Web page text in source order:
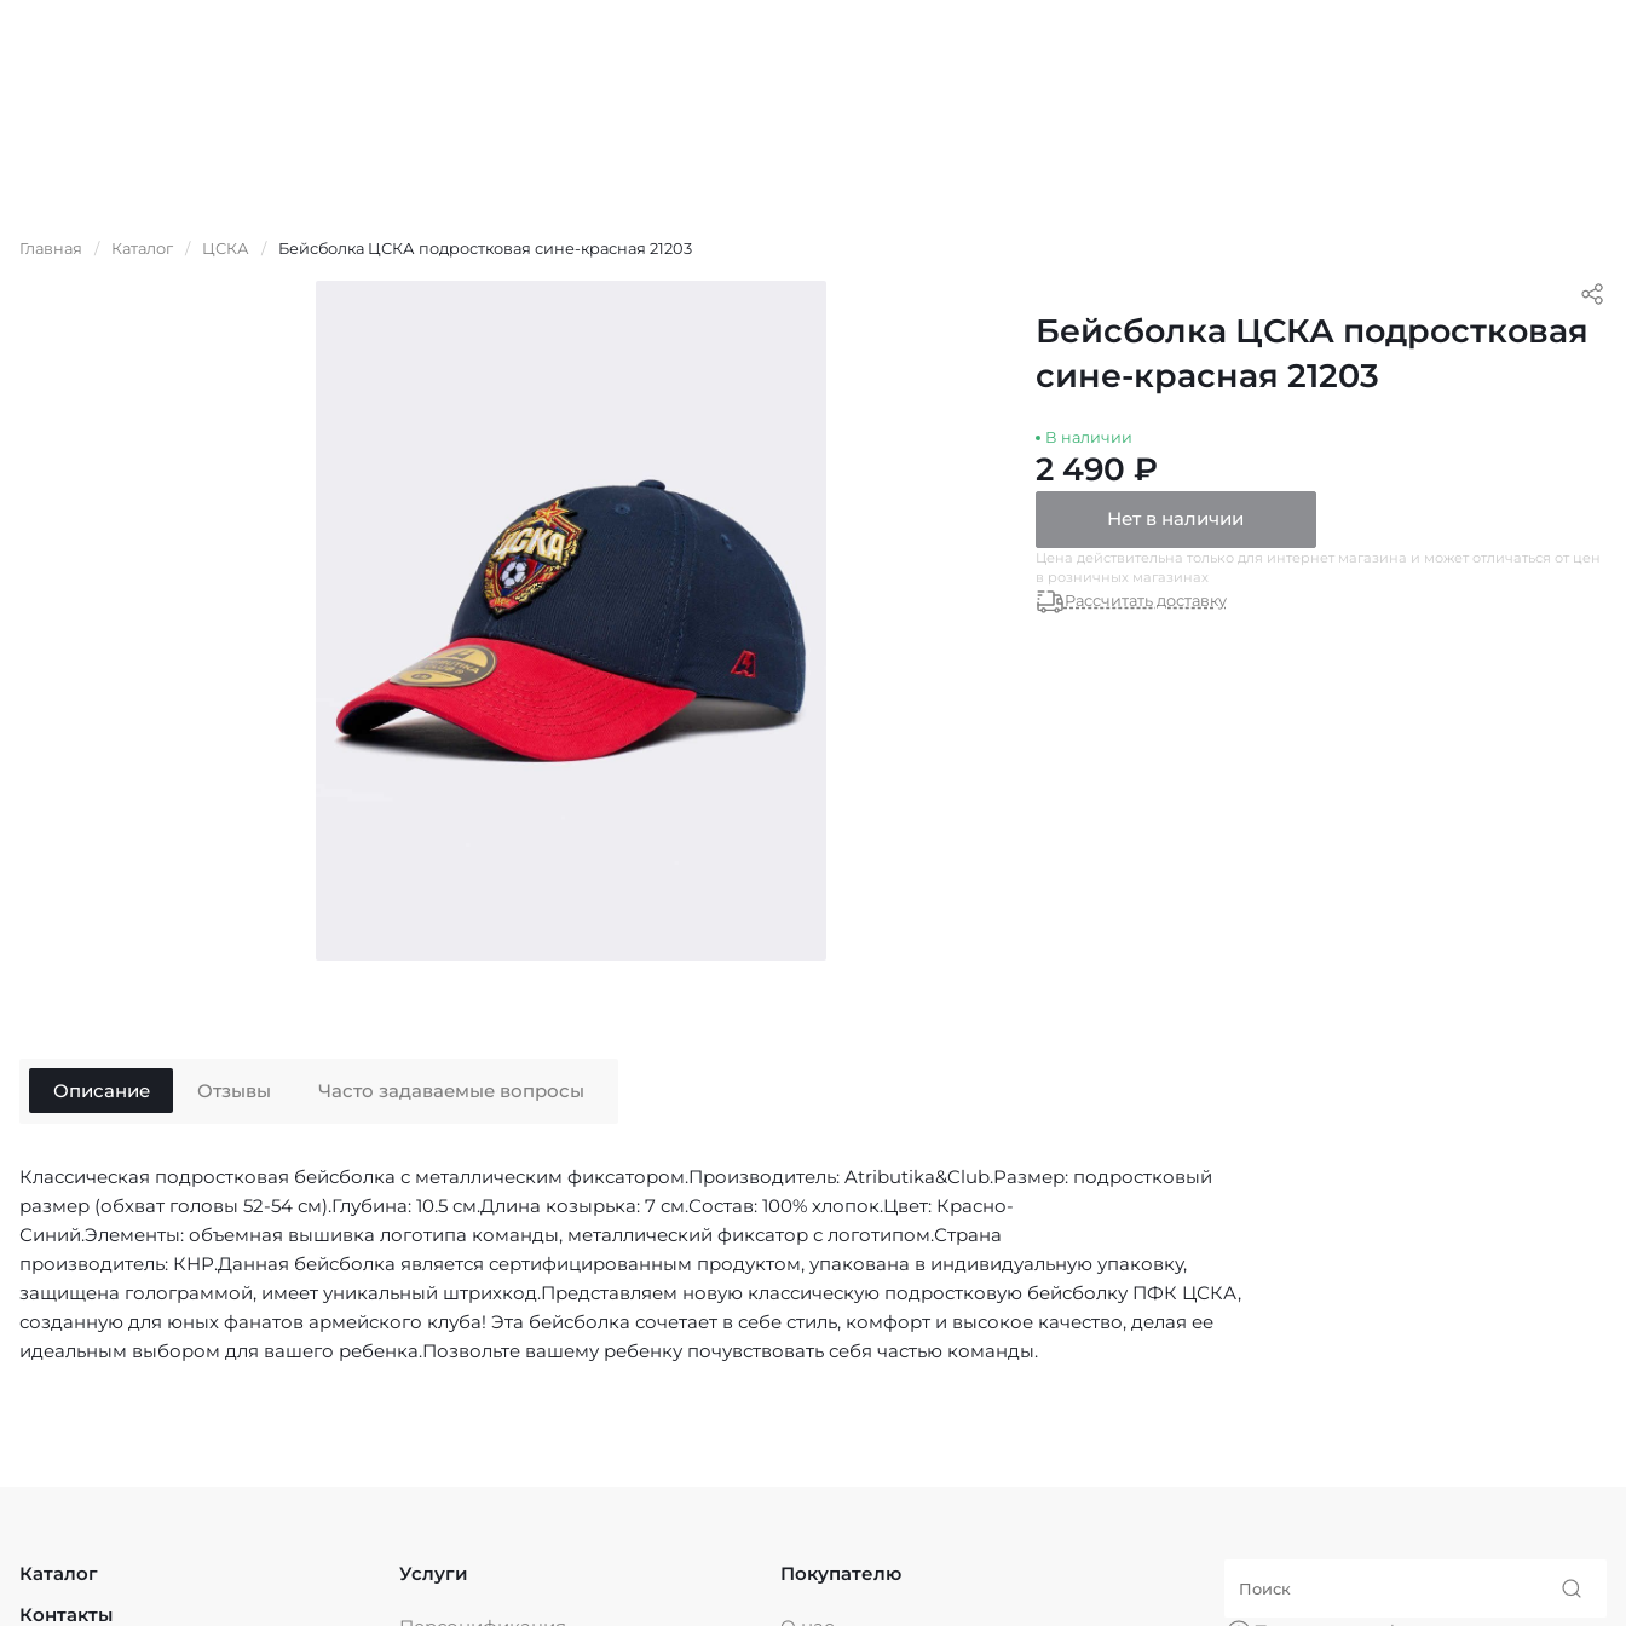
Главная / Каталог / ЦСКА / Бейсболка ЦСКА подростковая сине-красная 21203
Бейсболка ЦСКА подростковая
сине-красная 21203
В наличии
2 490 ₽
Нет в наличии
Цена действительна только для интернет магазина и может отличаться от цен
в розничных магазинах
Рассчитать доставку
Описание
Классическая подростковая бейсболка с металлическим фиксатором.Производитель: Atributika&Club.Размер: подростковый
размер (обхват головы 52-54 см).Глубина: 10.5 см.Длина козырька: 7 см.Состав: 100% хлопок.Цвет: Красно-
Синий.Элементы: объемная вышивка логотипа команды, металлический фиксатор с логотипом.Страна
производитель: КНР.Данная бейсболка является сертифицированным продуктом, упакована в индивидуальную упаковку,
защищена голограммой, имеет уникальный штрихкод.Представляем новую классическую подростковую бейсболку ПФК ЦСКА,
созданную для юных фанатов армейского клуба! Эта бейсболка сочетает в себе стиль, комфорт и высокое качество, делая ее
идеальным выбором для вашего ребенка.Позвольте вашему ребенку почувствовать себя частью команды.
Отзывы Часто задаваемые вопросы
Каталог
Контакты
Услуги Покупателю